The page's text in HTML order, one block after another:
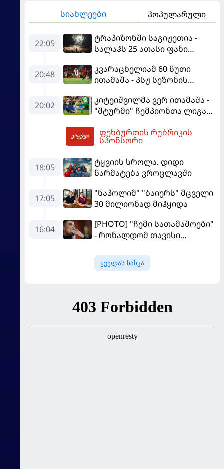
სიახლეები პოპულარული
22:05
ტრაპიზონში საგიჟეთია -
სალაჰს 25 ათასი ფანი
20:48
კვარაცხელიამ 60 წუთი
ითამაშა - პსჟ სეზონის
"მალიორკასთან"
დამარცხდა
20:02
კიტეიშვილმა ვერ ითამაშა -
"შტურმი" ჩემპიონთა ლიგაზე
დამარცხდა
ფეხბურთის რუბრიკის
სპონსორი
18:05
ტყვიის სროლა. დიდი
წარმატება ვროცლავში
17:05
"ნაპოლიმ" "ბაიერს" მცველი
30 მილიონად მიჰყიდა
16:04
[PHOTO] "ჩემი სათამაშოები"
- რონალდომ თავისი
ყველას ნახვა